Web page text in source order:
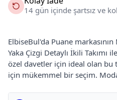
14 gün içinde şartsız ve
ElbiseBul'da Puane
Yaka Çizgi Detaylı İkili Takımı
özel davetler için ideal olan bu
için mükemmel bir seçim.